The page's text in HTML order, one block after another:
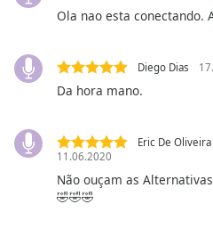
Opacity
Font
Size
Text
Edge
Ola nao esta conectando.
Diego Dias
Da hora mano.
Eric De
11.06.2020
Não ouçam as
🤣🤣🤣